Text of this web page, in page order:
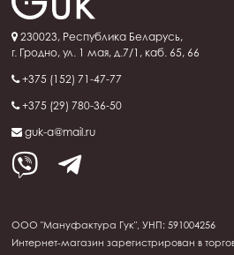
230023, Республика Беларусь,
г. Гродно, ул. 1 мая, д.7/1, каб. 65, 66
+375 (152) 71-47-77
+375 (29) 780-36-50
guk-a@mail.ru
ООО "Мануфактура Гук", УНП: 591004256
Интернет-магазин зарегистрирован в